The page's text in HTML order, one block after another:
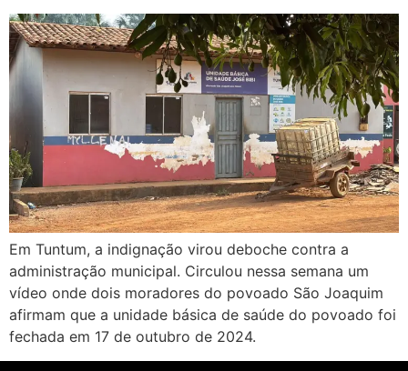
Em Tuntum, a indignação virou deboche contra a
administração municipal. Circulou nessa semana um
vídeo onde dois moradores do povoado São Joaquim
afirmam que a unidade básica de saúde do povoado foi
fechada em 17 de outubro de 2024.